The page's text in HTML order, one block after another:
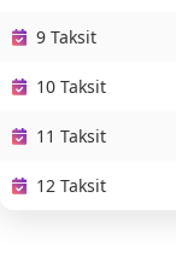
9 Taksit
10 Taksit
11 Taksit
12 Taksit